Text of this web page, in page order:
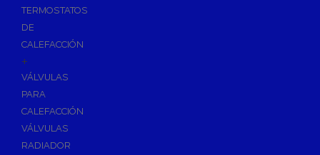
TERMOSTATOS
DE
CALEFACCIÓN
+
VÁLVULAS
PARA
CALEFACCIÓN
VÁLVULAS
RADIADOR